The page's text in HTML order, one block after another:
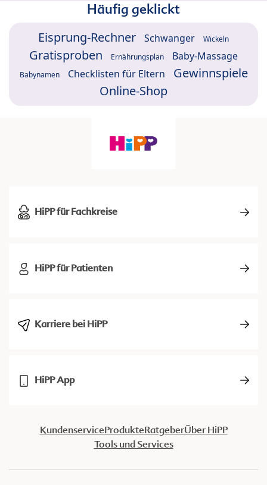
Häufig geklickt
Eisprung-Rechner Schwanger Wickeln
Gratisproben Ernährungsplan Baby-Massage
Babynamen Checklisten für Eltern
Gewinnspiele
Online-Shop
HiPP für Fachkreise
HiPP für Patienten
Karriere bei HiPP
HiPP App
KundenserviceProdukteRatgeberÜber HiPP
Tools und Services